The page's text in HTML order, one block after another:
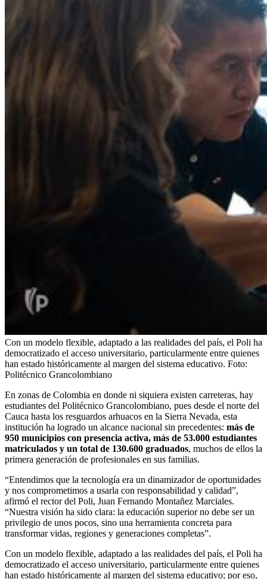
Con un modelo flexible, adaptado a las realidades del país, el Poli ha
democratizado el acceso universitario, particularmente entre quienes
han estado históricamente al margen del sistema educativo. Foto:
Politécnico Grancolombiano
En zonas de Colombia en donde ni siquiera existen carreteras, hay
estudiantes del Politécnico Grancolombiano, pues desde el norte del
Cauca hasta los resguardos arhuacos en la Sierra Nevada, esta
institución ha logrado un alcance nacional sin precedentes: más de
950 municipios con presencia activa, más de 53.000 estudiantes
matriculados y un total de 130.600 graduados, muchos de ellos la
primera generación de profesionales en sus familias.
“Entendimos que la tecnología era un dinamizador de oportunidades
y nos comprometimos a usarla con responsabilidad y calidad”,
afirmó el rector del Poli, Juan Fernando Montañez Marciales.
“Nuestra visión ha sido clara: la educación superior no debe ser un
privilegio de unos pocos, sino una herramienta concreta para
transformar vidas, regiones y generaciones completas”.
Con un modelo flexible, adaptado a las realidades del país, el Poli ha
democratizado el acceso universitario, particularmente entre quienes
han estado históricamente al margen del sistema educativo; por eso,